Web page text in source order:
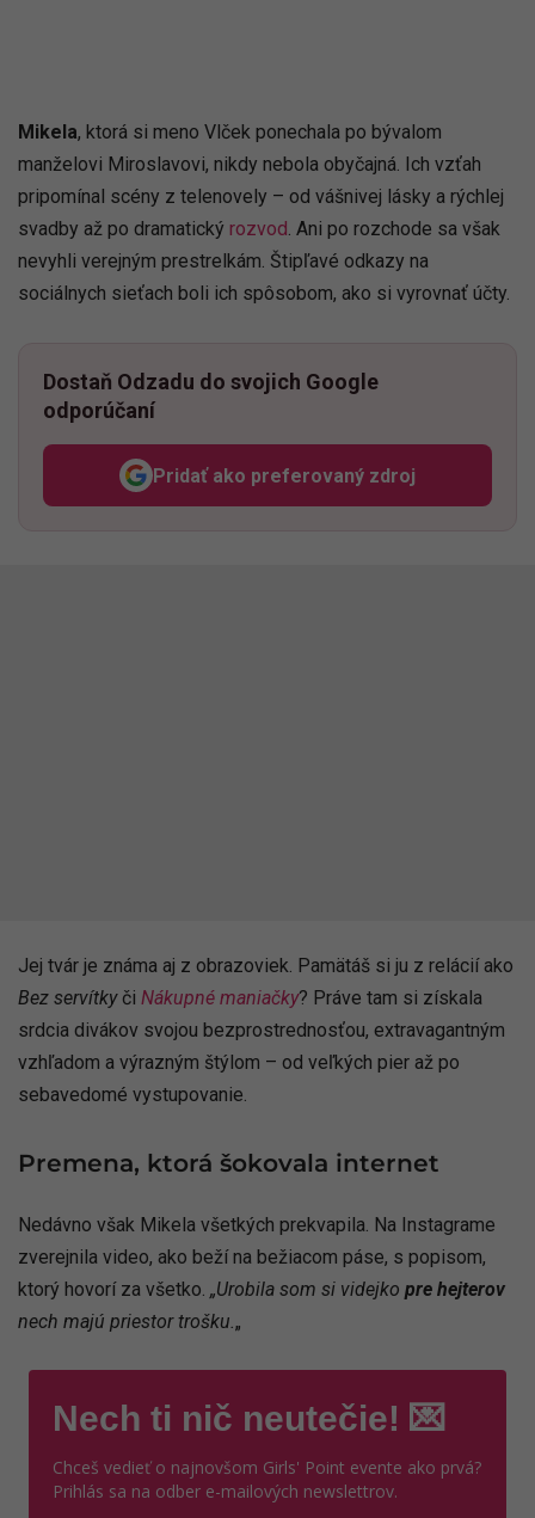
Mikela, ktorá si meno Vlček ponechala po bývalom
manželovi Miroslavovi, nikdy nebola obyčajná. Ich vzťah
pripomínal scény z telenovely – od vášnivej lásky a rýchlej
svadby až po dramatický rozvod. Ani po rozchode sa však
nevyhli verejným prestrelkám. Štipľavé odkazy na
sociálnych sieťach boli ich spôsobom, ako si vyrovnať účty.
Dostaň Odzadu do svojich Google
odporúčaní
Pridať ako preferovaný zdroj
Odzadu, odkaz sa otvorí v
Jej tvár je známa aj z obrazoviek. Pamätáš si ju z relácií ako
Bez servítkyči Nákupné maniačky? Práve tam si získala
srdcia divákov svojou bezprostrednosťou, extravagantným
vzhľadom a výrazným štýlom – od veľkých pier až po
sebavedomé vystupovanie.
Premena, ktorá šokovala internet
Nedávno však Mikela všetkých prekvapila. Na Instagrame
zverejnila video, ako beží na bežiacom páse, s popisom,
ktorý hovorí za všetko. „Urobila som si videjko pre hejterov
nech majú priestor trošku.„
Nech ti nič neutečie! 💌
Chceš vedieť o najnovšom Girls' Point evente ako prvá?
Prihlás sa na odber e-mailových newslettrov.